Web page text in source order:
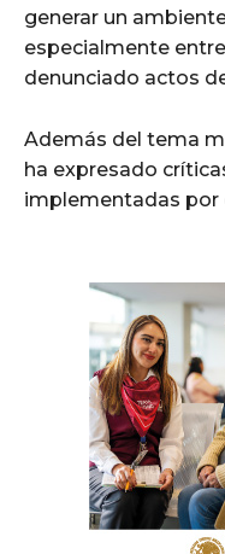
generar un
especialmente
denunciado actos
Además del tema
ha expresado
implementadas por